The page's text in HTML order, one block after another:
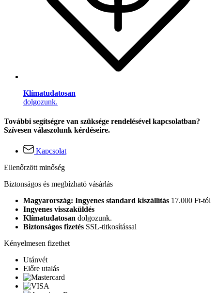
Klímatudatosan
dolgozunk.
További segítségre van szüksége rendelésével kapcsolatban?
Szívesen válaszolunk kérdéseire.
Kapcsolat
Ellenőrzött minőség
Biztonságos és megbízható vásárlás
Magyarország: Ingyenes standard kiszállítás 17.000 Ft-tól
Ingyenes visszaküldés
Klímatudatosan dolgozunk.
Biztonságos fizetés SSL-titkosítással
Kényelmesen fizethet
Utánvét
Előre utalás